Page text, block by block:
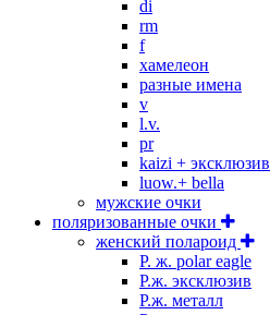
di
rm
f
хамелеон
разные имена
v
l.v.
pr
kaizi + эксклюзив
luow.+ bella
мужские очки
поляризованные очки
женский полароид
P. ж. polar eagle
P.ж. эксклюзив
Р.ж. металл